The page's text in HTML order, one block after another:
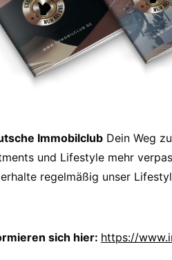
Immobilclub Dein Weg
und Lifestyle mehr
regelmäßig unser
sich hier: https://